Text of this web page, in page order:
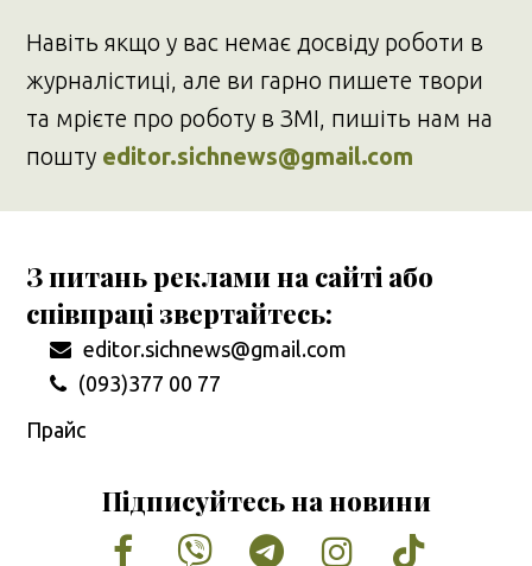
Навіть якщо у вас немає досвіду роботи в
журналістиці, але ви гарно пишете твори
та мрієте про роботу в ЗМІ, пишіть нам на
пошту editor.sichnews@gmail.com
З питань реклами на сайті або
співпраці звертайтесь:
editor.sichnews@gmail.com
(093)377 00 77
Прайс
Підписуйтесь на новини
Facebook
VimeoTumblrInstagram
Tiktok